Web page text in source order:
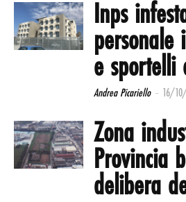
Inps
personale
e sportelli
Andrea Picariello - 16/
Zona
Provincia
delibera